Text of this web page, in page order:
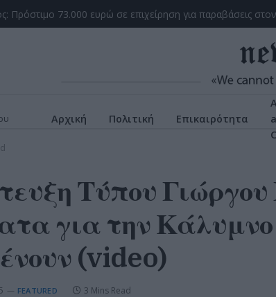
Πρόστιμο 73.000 ευρώ σε επιχείρηση για παραβάσεις στον
Αρχική Πολιτική Επικαιρότητα
Τύπου
για την
(video)
FEATURED 3 Mins Read